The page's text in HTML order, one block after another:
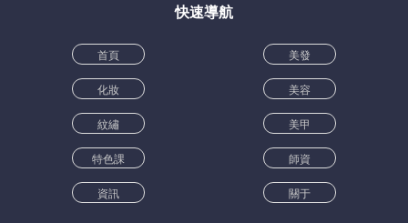
快速導航
首頁 美發
化妝 美容
紋繡 美甲
特色課 師資
資訊 關于